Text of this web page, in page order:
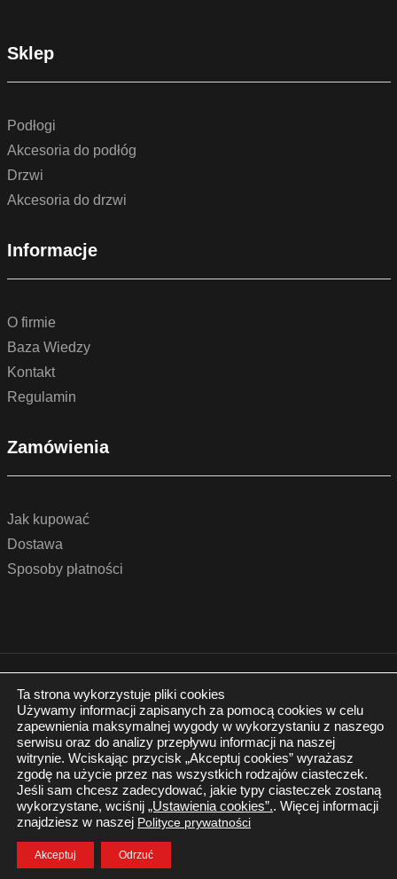
Zaloguj się
Sklep
Podłogi
Akcesoria do podłóg
Drzwi
Akcesoria do drzwi
Informacje
O firmie
Baza Wiedzy
Kontakt
Regulamin
Zamówienia
Jak kupować
Dostawa
Sposoby płatności
© 2022 by podlogidrzwi.eu
Wszystkie prawa zastrzeżone
Polityka prywatności
Realizacja:
Ta strona wykorzystuje pliki cookies
Używamy informacji zapisanych za pomocą cookies w celu
zapewnienia maksymalnej wygody w wykorzystaniu z naszego
serwisu oraz do analizy przepływu informacji na naszej
witrynie. Wciskając przycisk „Akceptuj cookies” wyrażasz
zgodę na użycie przez nas wszystkich rodzajów ciasteczek.
Jeśli sam chcesz zadecydować, jakie typy ciasteczek zostaną
wykorzystane, wciśnij „Ustawienia cookies”.. Więcej informacji
znajdziesz w naszej Polityce prywatności
Akceptuj Odrzuć